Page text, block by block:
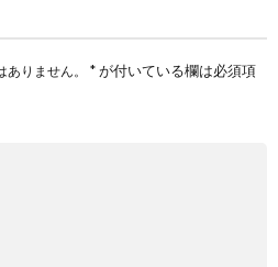
りません。 *が付いている欄は必須項